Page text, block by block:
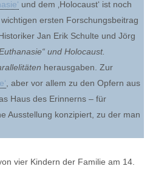
und dem ‚Holocaust‘ ist noch
ersten Forschungsbeitrag
Jan Erik Schulte und Jörg
und Holocaust.
herausgaben. Zur
, aber vor allem zu den Opfern aus
Haus des Erinnerns – für
Ausstellung konzipiert, zu der man
vier Kindern der Familie am 14.